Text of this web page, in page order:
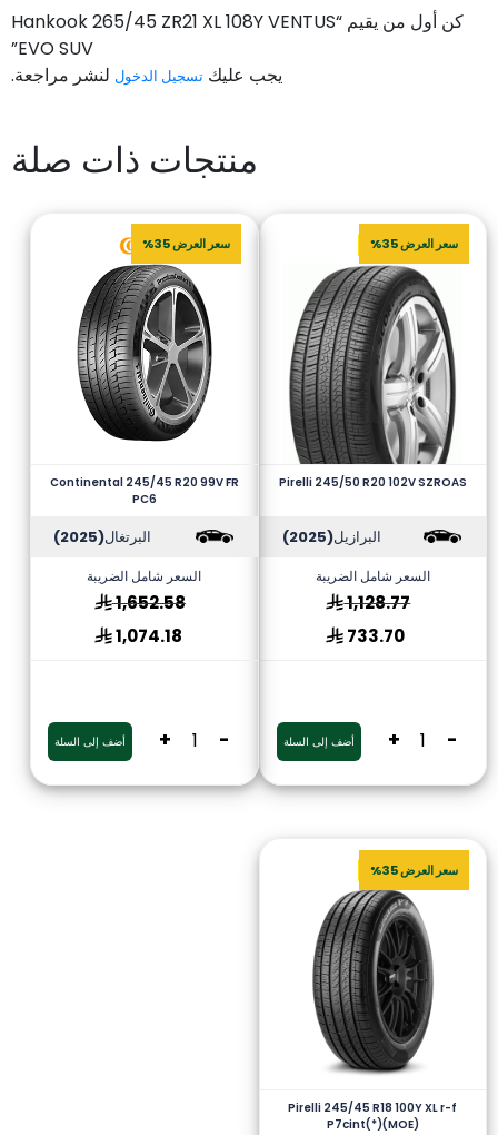
كن أول من يقيم “Hankook 265/45 ZR21 XL 108Y VENTUS
EVO SUV”
يجب عليك تسجيل الدخول لنشر مراجعة.
منتجات ذات صلة
سعر العرض 35%
Pirelli 245/50 R20 102V SZROAS
البرازيل(2025)
السعر شامل الضريبة
1,128.77
733.70
-
+ أضف إلى السلة
سعر العرض 35%
Continental 245/45 R20 99V FR
PC6
البرتغال(2025)
السعر شامل الضريبة
1,652.58
1,074.18
-
+ أضف إلى السلة
سعر العرض 35%
Pirelli 245/45 R18 100Y XL r-f
P7cint(*)(MOE)